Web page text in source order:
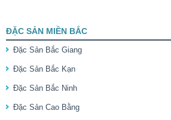
ĐẶC SẢN MIỀN BẮC
Đặc Sản Bắc Giang
Đặc Sản Bắc Kạn
Đặc Sản Bắc Ninh
Đặc Sản Cao Bằng